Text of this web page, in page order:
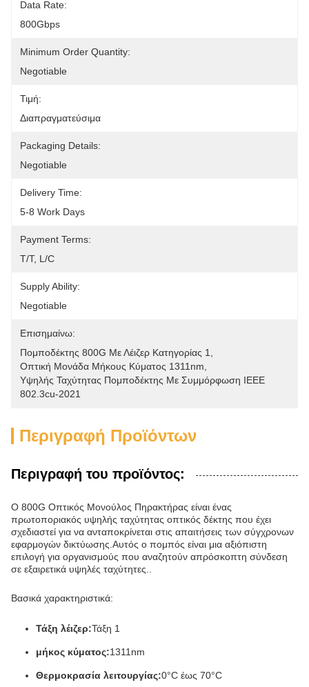
Data Rate:
800Gbps
Minimum Order Quantity:
Negotiable
Τιμή:
Διαπραγματεύσιμα
Packaging Details:
Negotiable
Delivery Time:
5-8 Work Days
Payment Terms:
T/T, L/C
Supply Ability:
Negotiable
Επισημαίνω:
Πομποδέκτης 800G Με Λέιζερ Κατηγορίας 1
Οπτική Μονάδα Μήκους Κύματος 1311nm
Υψηλής Ταχύτητας Πομποδέκτης Με Συμμόρφωση IEEE
802.3cu-2021
Περιγραφή Προϊόντων
Περιγραφή του προϊόντος:
Ο 800G Οπτικός Μονούλος Πηρακτήρας είναι ένας
πρωτοποριακός υψηλής ταχύτητας οπτικός δέκτης που έχει
σχεδιαστεί για να ανταποκρίνεται στις απαιτήσεις των σύγχρονων
εφαρμογών δικτύωσης.Αυτός ο πομπός είναι μια αξιόπιστη
επιλογή για οργανισμούς που αναζητούν απρόσκοπτη σύνδεση
σε εξαιρετικά υψηλές ταχύτητες..
Βασικά χαρακτηριστικά:
Τάξη λέιζερ:Τάξη 1
μήκος κύματος:1311nm
Θερμοκρασία λειτουργίας:0°C έως 70°C